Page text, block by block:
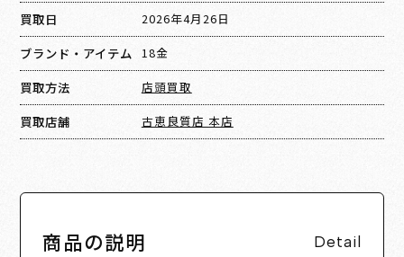
買取日 2026年4月26日
ブランド・アイテム 18金
買取方法 店頭買取
買取店舗 古恵良質店 本店
商品の説明 Detail